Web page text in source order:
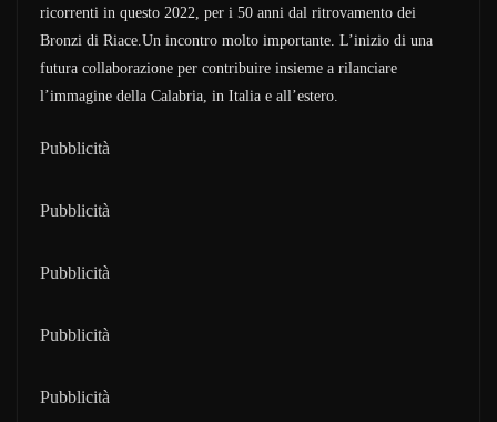
ricorrenti in questo 2022, per i 50 anni dal ritrovamento dei
Bronzi di Riace.Un incontro molto importante. L’inizio di una
futura collaborazione per contribuire insieme a rilanciare
l’immagine della Calabria, in Italia e all’estero.
Pubblicità
Pubblicità
Pubblicità
Pubblicità
Pubblicità